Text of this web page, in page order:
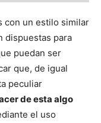
con un estilo similar
dispuestas para
puedan ser
que, de igual
peculiar
de esta algo
el uso